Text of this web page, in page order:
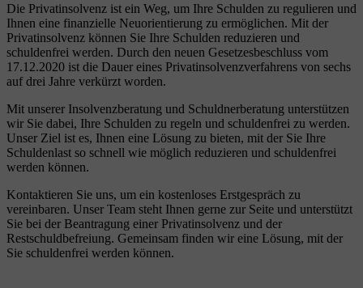
Die Privatinsolvenz ist ein Weg, um Ihre Schulden zu regulieren und
Ihnen eine finanzielle Neuorientierung zu ermöglichen. Mit der
Privatinsolvenz können Sie Ihre Schulden reduzieren und
schuldenfrei werden. Durch den neuen Gesetzesbeschluss vom
17.12.2020 ist die Dauer eines Privatinsolvenzverfahrens von sechs
auf drei Jahre verkürzt worden.
Mit unserer Insolvenzberatung und Schuldnerberatung unterstützen
wir Sie dabei, Ihre Schulden zu regeln und schuldenfrei zu werden.
Unser Ziel ist es, Ihnen eine Lösung zu bieten, mit der Sie Ihre
Schuldenlast so schnell wie möglich reduzieren und schuldenfrei
werden können.
Kontaktieren Sie uns, um ein kostenloses Erstgespräch zu
vereinbaren. Unser Team steht Ihnen gerne zur Seite und unterstützt
Sie bei der Beantragung einer Privatinsolvenz und der
Restschuldbefreiung. Gemeinsam finden wir eine Lösung, mit der
Sie schuldenfrei werden können.